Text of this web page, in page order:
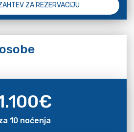
ZA REZERVACIJU
€
10 noćenja